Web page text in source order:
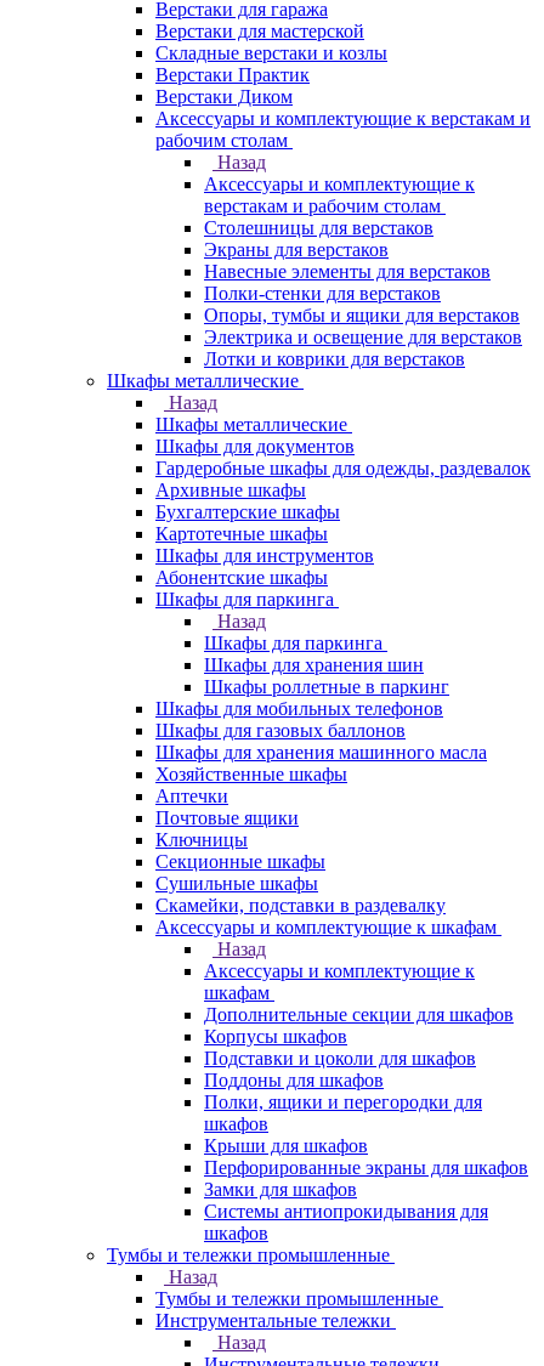
Верстаки для гаража
Верстаки для мастерской
Складные верстаки и козлы
Верстаки Практик
Верстаки Диком
Аксессуары и комплектующие к верстакам и
рабочим столам
Назад
Аксессуары и комплектующие к
верстакам и рабочим столам
Столешницы для верстаков
Экраны для верстаков
Навесные элементы для верстаков
Полки-стенки для верстаков
Опоры, тумбы и ящики для верстаков
Электрика и освещение для верстаков
Лотки и коврики для верстаков
Шкафы металлические
Назад
Шкафы металлические
Шкафы для документов
Гардеробные шкафы для одежды, раздевалок
Архивные шкафы
Бухгалтерские шкафы
Картотечные шкафы
Шкафы для инструментов
Абонентские шкафы
Шкафы для паркинга
Назад
Шкафы для паркинга
Шкафы для хранения шин
Шкафы роллетные в паркинг
Шкафы для мобильных телефонов
Шкафы для газовых баллонов
Шкафы для хранения машинного масла
Хозяйственные шкафы
Аптечки
Почтовые ящики
Ключницы
Секционные шкафы
Сушильные шкафы
Скамейки, подставки в раздевалку
Аксессуары и комплектующие к шкафам
Назад
Аксессуары и комплектующие к
шкафам
Дополнительные секции для шкафов
Корпусы шкафов
Подставки и цоколи для шкафов
Поддоны для шкафов
Полки, ящики и перегородки для
шкафов
Крыши для шкафов
Перфорированные экраны для шкафов
Замки для шкафов
Системы антиопрокидывания для
шкафов
Тумбы и тележки промышленные
Назад
Тумбы и тележки промышленные
Инструментальные тележки
Назад